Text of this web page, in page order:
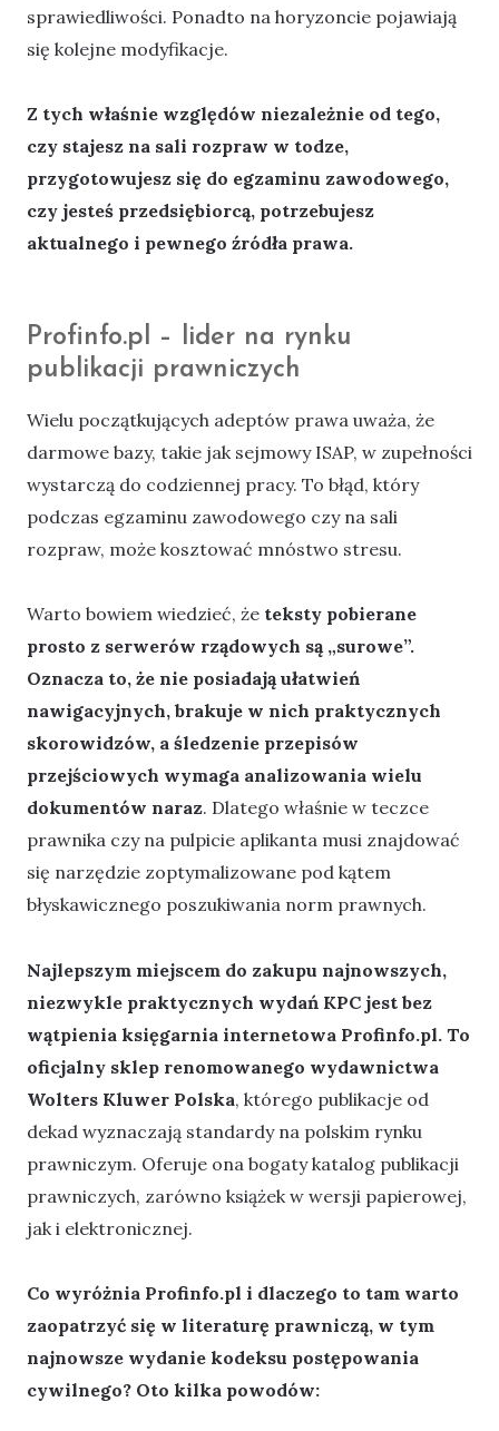
sprawiedliwości. Ponadto na horyzoncie pojawiają
się kolejne modyfikacje.
Z tych właśnie względów niezależnie od tego,
czy stajesz na sali rozpraw w todze,
przygotowujesz się do egzaminu zawodowego,
czy jesteś przedsiębiorcą, potrzebujesz
aktualnego i pewnego źródła prawa.
Profinfo.pl – lider na rynku
publikacji prawniczych
Wielu początkujących adeptów prawa uważa, że
darmowe bazy, takie jak sejmowy ISAP, w zupełności
wystarczą do codziennej pracy. To błąd, który
podczas egzaminu zawodowego czy na sali
rozpraw, może kosztować mnóstwo stresu.
Warto bowiem wiedzieć, że teksty pobierane
prosto z serwerów rządowych są „surowe”.
Oznacza to, że nie posiadają ułatwień
nawigacyjnych, brakuje w nich praktycznych
skorowidzów, a śledzenie przepisów
przejściowych wymaga analizowania wielu
dokumentów naraz. Dlatego właśnie w teczce
prawnika czy na pulpicie aplikanta musi znajdować
się narzędzie zoptymalizowane pod kątem
błyskawicznego poszukiwania norm prawnych.
Najlepszym miejscem do zakupu najnowszych,
niezwykle praktycznych wydań KPC jest bez
wątpienia księgarnia internetowa Profinfo.pl. To
oficjalny sklep renomowanego wydawnictwa
Wolters Kluwer Polska, którego publikacje od
dekad wyznaczają standardy na polskim rynku
prawniczym. Oferuje ona bogaty katalog publikacji
prawniczych, zarówno książek w wersji papierowej,
jak i elektronicznej.
Co wyróżnia Profinfo.pl i dlaczego to tam warto
zaopatrzyć się w literaturę prawniczą, w tym
najnowsze wydanie kodeksu postępowania
cywilnego? Oto kilka powodów: